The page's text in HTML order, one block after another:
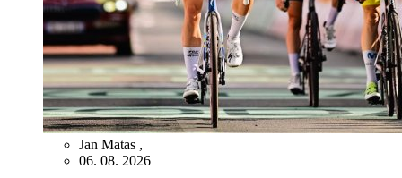
Jan Matas ,
06. 08. 2026